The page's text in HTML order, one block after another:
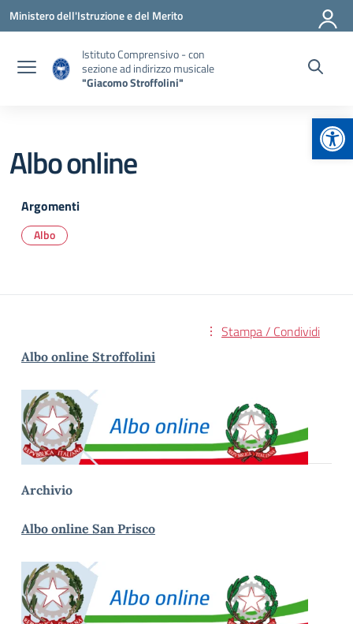
Vai ai contenuti
Vai al menu di navigazione
Vai al footer
Ministero dell'Istruzione e del Merito
Istituto Comprensivo - con
sezione ad indirizzo musicale
"Giacomo Stroffolini"
Albo online
Argomenti
Albo
Stampa / Condividi
Albo online Stroffolini
Archivio
Albo online San Prisco